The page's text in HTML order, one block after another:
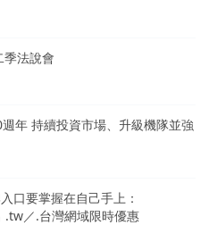
法說會
年 持續投資市場、升級機隊並強
口要掌握在自己手上：
／.台灣網域限時優惠